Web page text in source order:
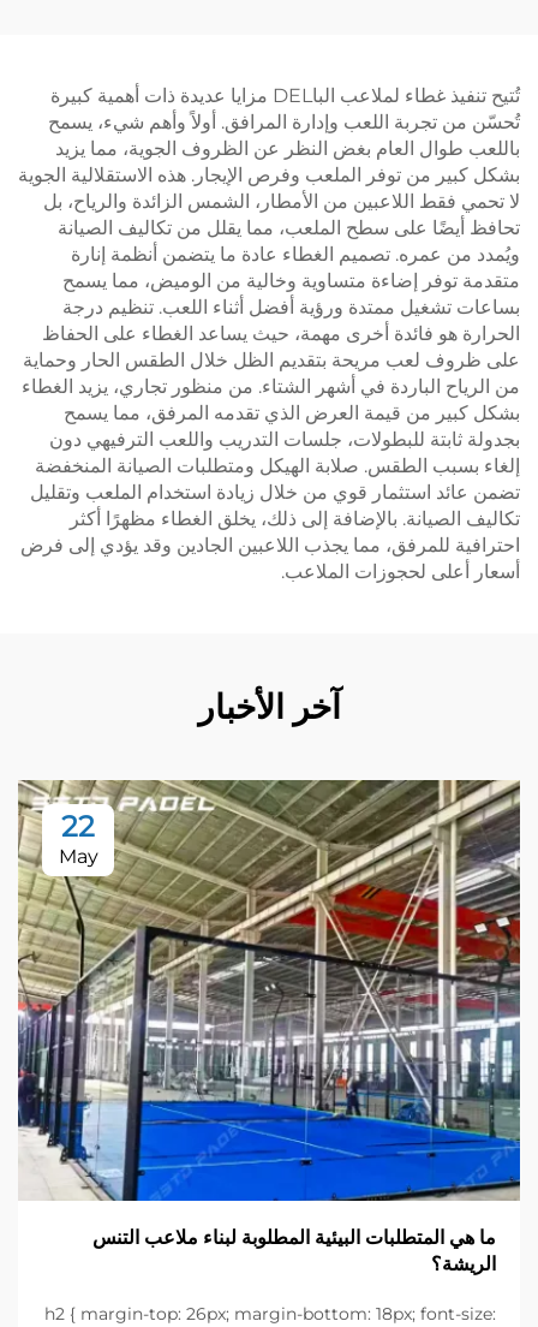
تُتيح تنفيذ غطاء لملاعب الباDEL مزايا عديدة ذات أهمية كبيرة
تُحسّن من تجربة اللعب وإدارة المرافق. أولاً وأهم شيء، يسمح
باللعب طوال العام بغض النظر عن الظروف الجوية، مما يزيد
بشكل كبير من توفر الملعب وفرص الإيجار. هذه الاستقلالية الجوية
لا تحمي فقط اللاعبين من الأمطار، الشمس الزائدة والرياح، بل
تحافظ أيضًا على سطح الملعب، مما يقلل من تكاليف الصيانة
ويُمدد من عمره. تصميم الغطاء عادة ما يتضمن أنظمة إنارة
متقدمة توفر إضاءة متساوية وخالية من الوميض، مما يسمح
بساعات تشغيل ممتدة ورؤية أفضل أثناء اللعب. تنظيم درجة
الحرارة هو فائدة أخرى مهمة، حيث يساعد الغطاء على الحفاظ
على ظروف لعب مريحة بتقديم الظل خلال الطقس الحار وحماية
من الرياح الباردة في أشهر الشتاء. من منظور تجاري، يزيد الغطاء
بشكل كبير من قيمة العرض الذي تقدمه المرفق، مما يسمح
بجدولة ثابتة للبطولات، جلسات التدريب واللعب الترفيهي دون
إلغاء بسبب الطقس. صلابة الهيكل ومتطلبات الصيانة المنخفضة
تضمن عائد استثمار قوي من خلال زيادة استخدام الملعب وتقليل
تكاليف الصيانة. بالإضافة إلى ذلك، يخلق الغطاء مظهرًا أكثر
احترافية للمرفق، مما يجذب اللاعبين الجادين وقد يؤدي إلى فرض
أسعار أعلى لحجوزات الملاعب.
آخر الأخبار
22
May
ما هي المتطلبات البيئية المطلوبة لبناء ملاعب التنس
الريشة؟
h2 { margin-top: 26px; margin-bottom: 18px; font-size: